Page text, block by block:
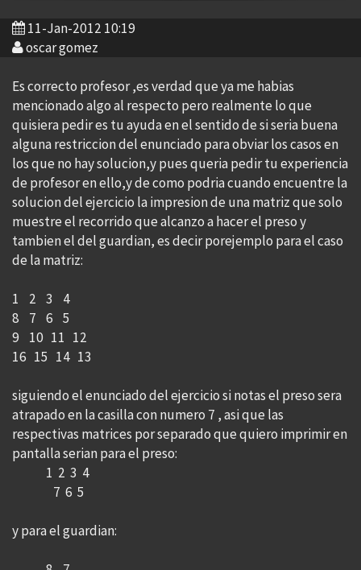
11-Jan-2012 10:19
oscar gomez
Es correcto profesor ,es verdad que ya me habias
mencionado algo al respecto pero realmente lo que
quisiera pedir es tu ayuda en el sentido de si seria buena
alguna restriccion del enunciado para obviar los casos en
los que no hay solucion,y pues queria pedir tu experiencia
de profesor en ello,y de como podria cuando encuentre la
solucion del ejercicio la impresion de una matriz que solo
muestre el recorrido que alcanzo a hacer el preso y
tambien el del guardian, es decir porejemplo para el caso
de la matriz:
1 2 3 4
8 7 6 5
9 10 11 12
16 15 14 13
siguiendo el enunciado del ejercicio si notas el preso sera
atrapado en la casilla con numero 7 , asi que las
respectivas matrices por separado que quiero imprimir en
pantalla serian para el preso:
1 2 3 4
7 6 5
y para el guardian: